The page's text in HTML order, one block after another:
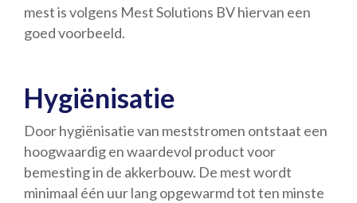
mest is volgens Mest Solutions BV hiervan een
goed voorbeeld.
Hygiënisatie
Door hygiënisatie van meststromen ontstaat een
hoogwaardig en waardevol product voor
bemesting in de akkerbouw. De mest wordt
minimaal één uur lang opgewarmd tot ten minste